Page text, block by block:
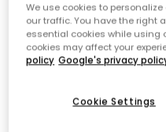
Ooops, die
Sie können auf unserer
We use cookies to
our traffic. You have the right
essential cookies while using
cookies may affect your
policy Google's privacy
Cookie Settings